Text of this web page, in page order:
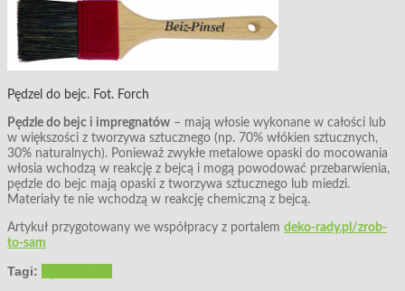
Pędzel do bejc. Fot. Forch
Pędzle do bejc i impregnatów – mają włosie wykonane w całości lub
w większości z tworzywa sztucznego (np. 70% włókien sztucznych,
30% naturalnych). Ponieważ zwykłe metalowe opaski do mocowania
włosia wchodzą w reakcję z bejcą i mogą powodować przebarwienia,
pędzle do bejc mają opaski z tworzywa sztucznego lub miedzi.
Materiały te nie wchodzą w reakcję chemiczną z bejcą.
Artykuł przygotowany we współpracy z portalem deko-rady.pl/zrob-
to-sam
Tagi: